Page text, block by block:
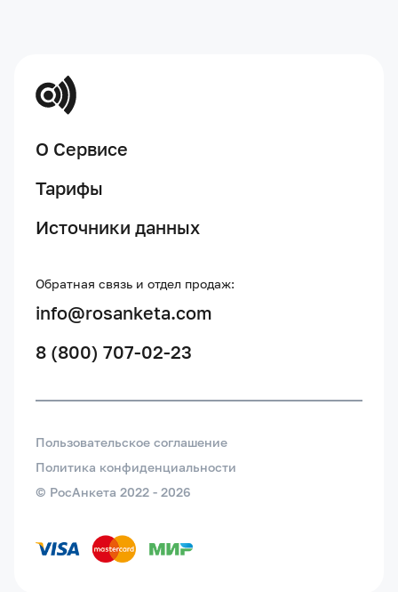
О Сервисе
Тарифы
Источники данных
Обратная связь и отдел продаж:
info@rosanketa.com
8 (800) 707-02-23
Пользовательское соглашение
Политика конфиденциальности
© РосАнкета 2022 - 2026